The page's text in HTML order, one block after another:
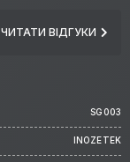
ЧИТАТИ ВІДГУКИ
SG003
INOZETEK